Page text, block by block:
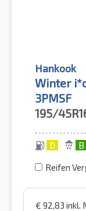
Hankook
Winter
3PMSF
195/
D B
Reifen
€ 92,83 inkl.